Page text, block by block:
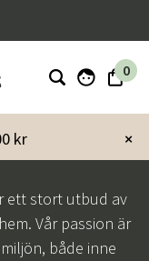
0
×
kr
ett stort utbud av
Vår passion är
både inne